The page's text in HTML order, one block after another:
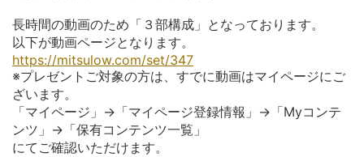
長時間の動画のため「３部構成」となっております。
以下が動画ページとなります。
https://mitsulow.com/set/347
※プレゼントご対象の方は、すでに動画はマイページにご
ざいます。
「マイページ」→「マイページ登録情報」→「Myコンテ
ンツ」→「保有コンテンツ一覧」
にてご確認いただけます。